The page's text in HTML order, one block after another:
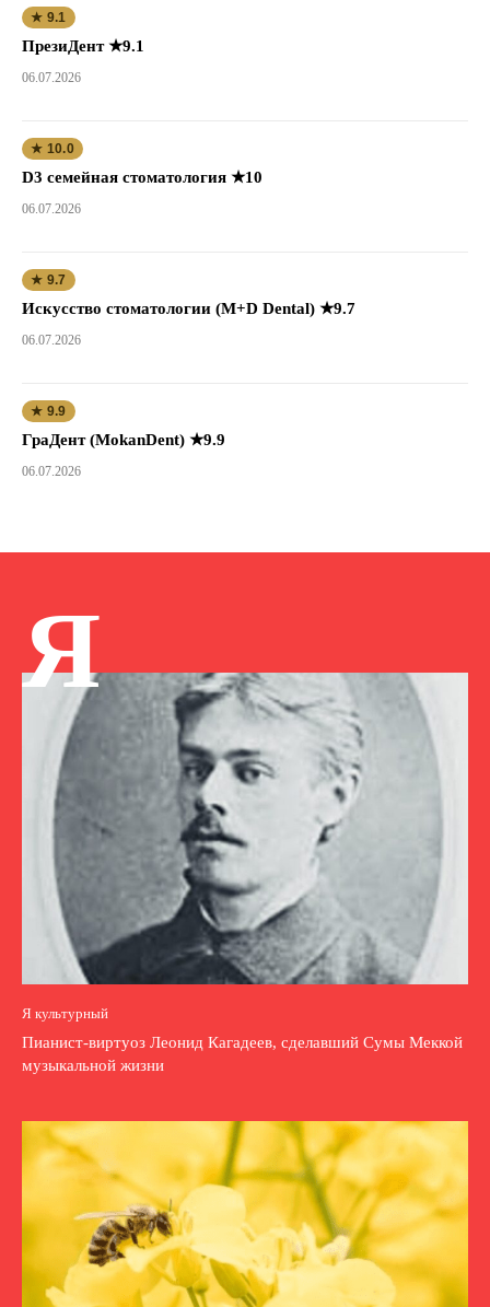
★ 9.1
ПрезиДент ★9.1
06.07.2026
★ 10.0
D3 семейная стоматология ★10
06.07.2026
★ 9.7
Искусство стоматологии (M+D Dental) ★9.7
06.07.2026
★ 9.9
ГраДент (MokanDent) ★9.9
06.07.2026
Я
Я культурный
Пианист-виртуоз Леонид Кагадеев, сделавший Сумы Меккой
музыкальной жизни